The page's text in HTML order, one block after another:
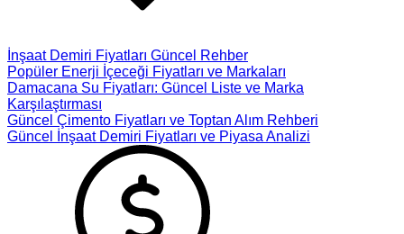
İnşaat Demiri Fiyatları Güncel Rehber
Popüler Enerji İçeceği Fiyatları ve Markaları
Damacana Su Fiyatları: Güncel Liste ve Marka
Karşılaştırması
Güncel Çimento Fiyatları ve Toptan Alım Rehberi
Güncel İnşaat Demiri Fiyatları ve Piyasa Analizi